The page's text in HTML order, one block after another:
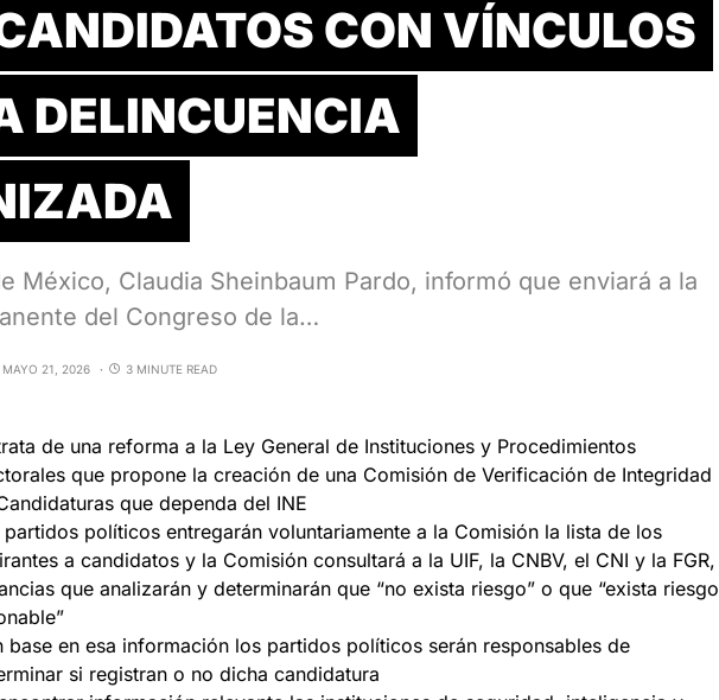
CON VÍNCULOS
DELINCUENCIA
México, Claudia Sheinbaum Pardo, informó que enviará a la
del Congreso de la…
MAYO 21, 2026 3 MINUTE READ
de una reforma a la Ley General de Instituciones y Procedimientos
que propone la creación de una Comisión de Verificación de Integridad
que dependa del INE
partidos políticos entregarán voluntariamente a la Comisión la lista de los
a candidatos y la Comisión consultará a la UIF, la CNBV, el CNI y la FGR,
que analizarán y determinarán que “no exista riesgo” o que “exista riesgo
base en esa información los partidos políticos serán responsables de
si registran o no dicha candidatura